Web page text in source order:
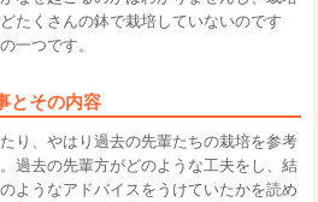
たくさんの鉢で栽培していないのです
一つです。
とその内容
り、やはり過去の先輩たちの栽培を参考
過去の先輩方がどのような工夫をし、結
ようなアドバイスをうけていたかを読め